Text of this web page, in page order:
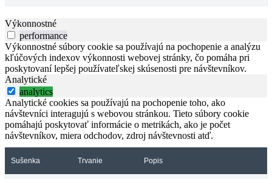
Výkonnostné
performance
Výkonnostné súbory cookie sa používajú na pochopenie a analýzu
kľúčových indexov výkonnosti webovej stránky, čo pomáha pri
poskytovaní lepšej používateľskej skúsenosti pre návštevníkov.
Analytické
analytics
Analytické cookies sa používajú na pochopenie toho, ako
návštevníci interagujú s webovou stránkou. Tieto súbory cookie
pomáhajú poskytovať informácie o metrikách, ako je počet
návštevníkov, miera odchodov, zdroj návštevnosti atď.
Sušenka Trvanie Popis